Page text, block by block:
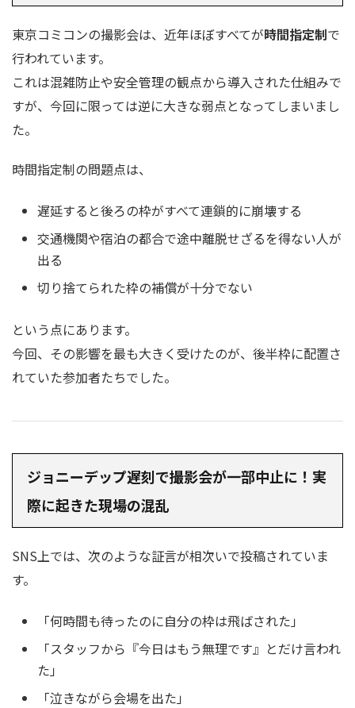
東京コミコンの撮影会は、近年ほぼすべてが時間指定制で
行われています。
これは混雑防止や安全管理の観点から導入された仕組みで
すが、今回に限っては逆に大きな弱点となってしまいまし
た。
時間指定制の問題点は、
遅延すると後ろの枠がすべて連鎖的に崩壊する
交通機関や宿泊の都合で途中離脱せざるを得ない人が
出る
切り捨てられた枠の補償が十分でない
という点にあります。
今回、その影響を最も大きく受けたのが、後半枠に配置さ
れていた参加者たちでした。
ジョニーデップ遅刻で撮影会が一部中止に！実
際に起きた現場の混乱
SNS上では、次のような証言が相次いで投稿されていま
す。
「何時間も待ったのに自分の枠は飛ばされた」
「スタッフから『今日はもう無理です』とだけ言われ
た」
「泣きながら会場を出た」